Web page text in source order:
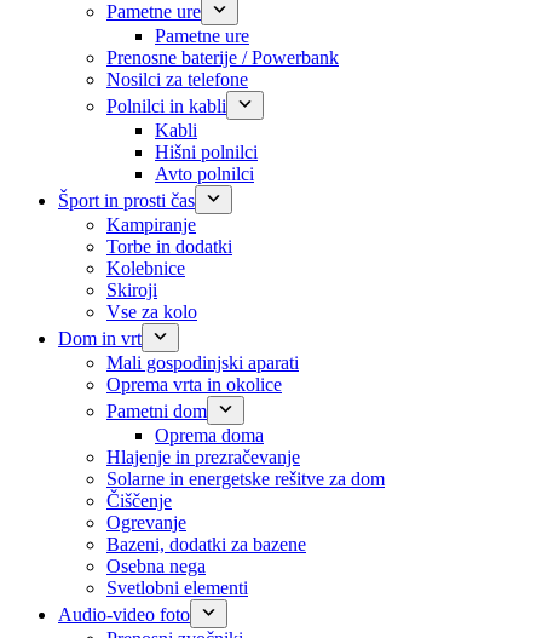
Pametne ure
Pametne ure
Prenosne baterije / Powerbank
Nosilci za telefone
Polnilci in kabli
Kabli
Hišni polnilci
Avto polnilci
Šport in prosti čas
Kampiranje
Torbe in dodatki
Kolebnice
Skiroji
Vse za kolo
Dom in vrt
Mali gospodinjski aparati
Oprema vrta in okolice
Pametni dom
Oprema doma
Hlajenje in prezračevanje
Solarne in energetske rešitve za dom
Čiščenje
Ogrevanje
Bazeni, dodatki za bazene
Osebna nega
Svetlobni elementi
Audio-video foto